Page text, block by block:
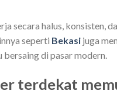
secara halus, konsisten,
seperti Bekasi juga
di pasar modern.
terdekat